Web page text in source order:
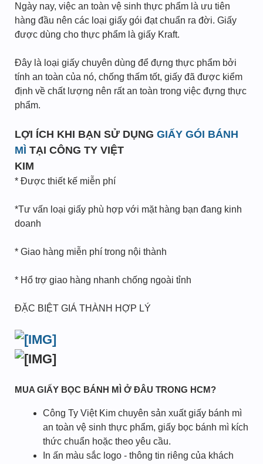
Ngày nay, việc an toàn vệ sinh thực phẩm là ưu tiên
hàng đầu nên các loại giấy gói đạt chuẩn ra đời. Giấy
được dùng cho thực phẩm là giấy Kraft.
Đây là loại giấy chuyên dùng để đựng thực phẩm bởi
tính an toàn của nó, chống thấm tốt, giấy đã được kiểm
định về chất lượng nên rất an toàn trong việc đựng thực
phẩm.
LỢI ÍCH KHI BẠN SỬ DỤNG GIẤY GÓI BÁNH
MÌ TẠI CÔNG TY VIỆT
KIM
* Được thiết kế miễn phí
*Tư vấn loại giấy phù hợp với mặt hàng bạn đang kinh
doanh
* Giao hàng miễn phí trong nội thành
* Hổ trợ giao hàng nhanh chống ngoài tỉnh
ĐẶC BIỆT GIÁ THÀNH HỢP LÝ
MUA GIẤY BỌC BÁNH MÌ Ở ĐÂU TRONG HCM?
Công Ty Việt Kim chuyên sản xuất giấy bánh mì
an toàn vệ sinh thực phẩm, giấy bọc bánh mì kích
thức chuẩn hoặc theo yêu cầu.
In ấn màu sắc logo - thông tin riêng của khách